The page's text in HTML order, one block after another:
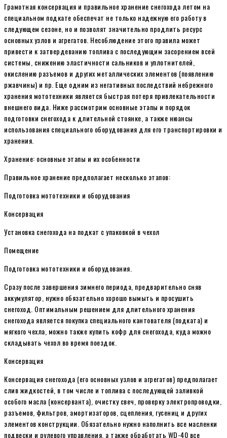
Грамотная консервация и правильное хранение снегохода летом на
специальном подкате обеспечат не только надежную его работу в
следующем сезоне, но и позволят значительно продлить ресурс
основных узлов и агрегатов. Несоблюдение этого правила может
привести к затвердеванию топлива с последующим засорением всей
системы, снижению эластичности сальников и уплотнителей,
окислению разъемов и других металлических элементов (появлению
ржавчины) и пр. Еще одним из негативных последствий небрежного
хранения мототехники является быстрая потеря привлекательности
внешнего вида. Ниже рассмотрим основные этапы и порядок
подготовки снегохода к длительной стоянке, а также нюансы
использования специального оборудования для его транспортировки и
хранения.
Хранение: основные этапы и их особенности
Правильное хранение предполагает несколько этапов:
Подготовка мототехники и оборудования
Консервация
Установка снегохода на подкат с упаковкой в чехол
Помещение
Подготовка мототехники и оборудования.
Сразу после завершения зимнего периода, предварительно сняв
аккумулятор, нужно обязательно хорошо вымыть и просушить
снегоход. Оптимальным решением для длительного хранения
снегохода является покупка специального кантователя (подката) и
мягкого чехла, можно также купить кофр для снегохода, куда можно
складывать чехол во время поездок.
Консервация
Консервация снегохода (его основных узлов и агрегатов) предполагает
слив жидкостей, в том числе и топлива с последующей заливкой
особого масла (консерванта), очистку свеч, проверку электропроводки,
разъемов, фильтров, амортизаторов, сцепления, гусениц и других
элементов конструкции. Обязательно нужно наполнить все масленки
подвески и рулевого управления, а также обработать WD-40 все